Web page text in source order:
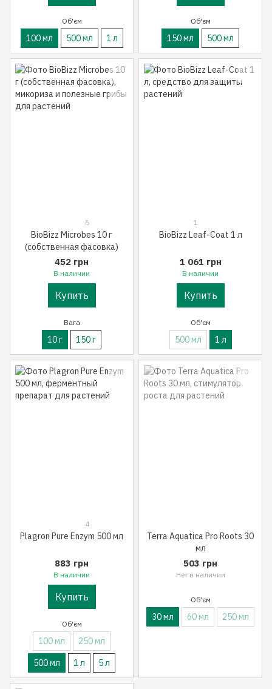
Об'єм
100 мл 500 мл 1 л
Об'єм
150 мл 500 мл
6
BioBizz Microbes 10 г
(собственная фасовка)
452 грн
В наличии
Купить
Вага
10 г 150 г
1
BioBizz Leaf-Coat 1 л
1 061 грн
В наличии
Купить
Об'єм
500 мл 1 л
4
Plagron Pure Enzym 500 мл
883 грн
В наличии
Купить
Об'єм
100 мл
250 мл
500 мл
1 л 5 л
Terra Aquatica Pro Roots 30
мл
503 грн
Нет в наличии
Об'єм
30 мл 60 мл 250 мл